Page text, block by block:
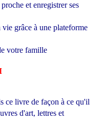
et enregistrer ses
grâce à une plateforme
votre famille
ce livre de façon à ce qu'il
d'art, lettres et